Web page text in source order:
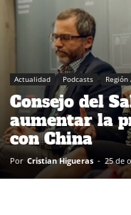
Actualidad Podcasts Región
Consejo del
aumentar la
con China
Por Cristian Higueras - 25 de